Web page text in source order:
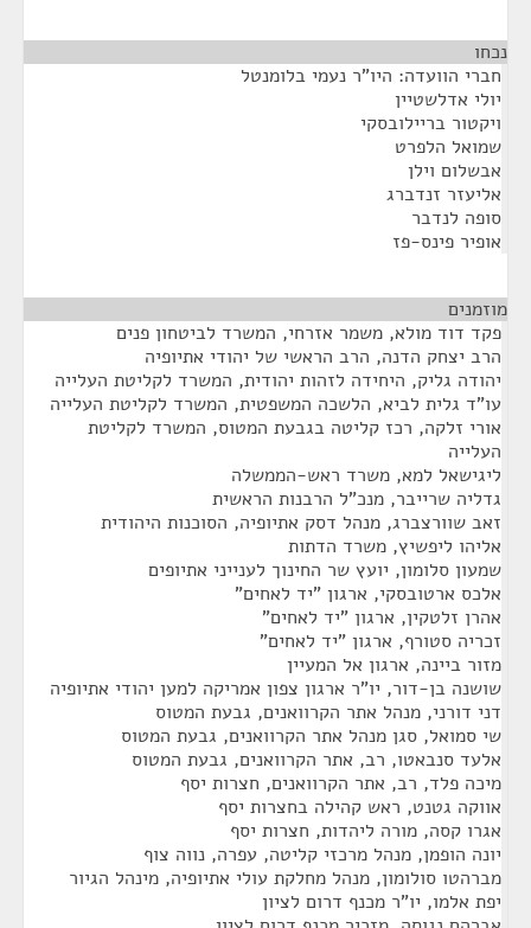
נכחו
חברי הוועדה: היו"ר נעמי בלומנטל
יולי אדלשטיין
ויקטור בריילובסקי
שמואל הלפרט
אבשלום וילן
אליעזר זנדברג
סופה לנדבר
אופיר פינס-פז
מוזמנים
פקד דוד מולא, משמר אזרחי, המשרד לביטחון פנים
הרב יצחק הדנה, הרב הראשי של יהודי אתיופיה
יהודה גליק, היחידה לזהות יהודית, המשרד לקליטת העלייה
עו"ד גלית לביא, הלשכה המשפטית, המשרד לקליטת העלייה
אורי זלקה, רכז קליטה בגבעת המטוס, המשרד לקליטת
העלייה
ליגישאל למא, משרד ראש-הממשלה
גדליה שרייבר, מנכ"ל הרבנות הראשית
זאב שוורצברג, מנהל דסק אתיופיה, הסוכנות היהודית
אליהו ליפשיץ, משרד הדתות
שמעון סלומון, יועץ שר החינוך לענייני אתיופים
אלכס ארטובסקי, ארגון "יד לאחים"
אהרן זלטקין, ארגון "יד לאחים"
זכריה סטורף, ארגון "יד לאחים"
מזור ביינה, ארגון אל המעיין
שושנה בן-דור, יו"ר ארגון צפון אמריקה למען יהודי אתיופיה
דני דורני, מנהל אתר הקרוואנים, גבעת המטוס
שי סמואל, סגן מנהל אתר הקרוואנים, גבעת המטוס
אלעד סנבאטו, רב, אתר הקרוואנים, גבעת המטוס
מיכה פלד, רב, אתר הקרוואנים, חצרות יסף
אווקה גטנט, ראש קהילה בחצרות יסף
אגרו קסה, מורה ליהדות, חצרות יסף
יונה הופמן, מנהל מרכזי קליטה, עפרה, נווה צוף
מברהטו סולומון, מנהל מחלקת עולי אתיופיה, מינהל הגיור
יפת אלמו, יו"ר מכנף דרום לציון